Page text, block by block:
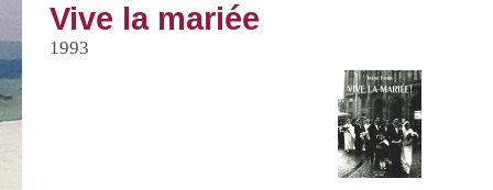
Vive la mariée
1993